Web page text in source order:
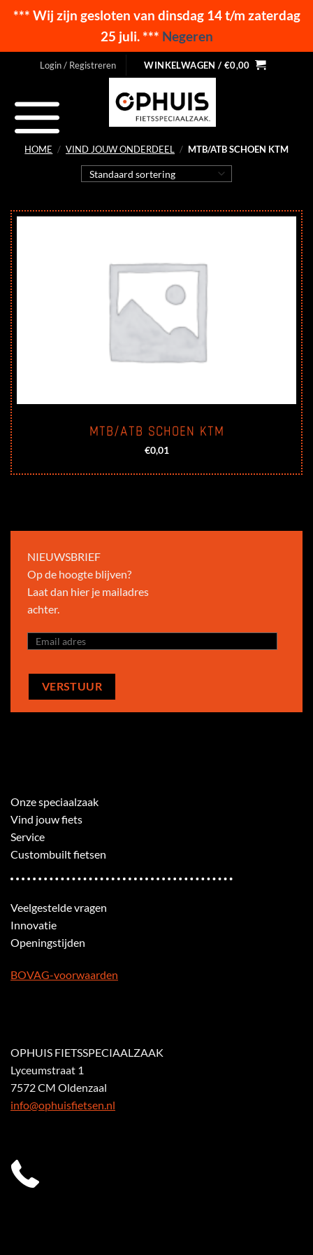
*** Wij zijn gesloten van dinsdag 14 t/m zaterdag
25 juli. *** Negeren
Login / Registreren WINKELWAGEN / €0,00
HOME / VIND JOUW ONDERDEEL / MTB/ATB SCHOEN KTM
MTB/ATB SCHOEN KTM
€0,01
NIEUWSBRIEF
Op de hoogte blijven?
Laat dan hier je mailadres
achter.
Onze speciaalzaak
Vind jouw fiets
Service
Custombuilt fietsen
Veelgestelde vragen
Innovatie
Openingstijden
BOVAG-voorwaarden
OPHUIS FIETSSPECIAALZAAK
Lyceumstraat 1
7572 CM Oldenzaal
info@ophuisfietsen.nl